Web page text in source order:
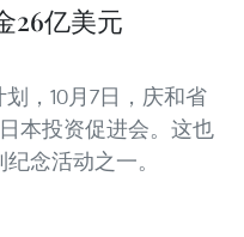
26亿美元
，10月7日，庆和省
本投资促进会。这也
念活动之一。